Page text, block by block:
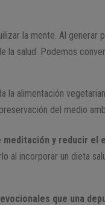
la mente. Al generar
la salud. Podemos
la alimentación
del medio
meditación y reducir el
al incorporar un dieta
que una